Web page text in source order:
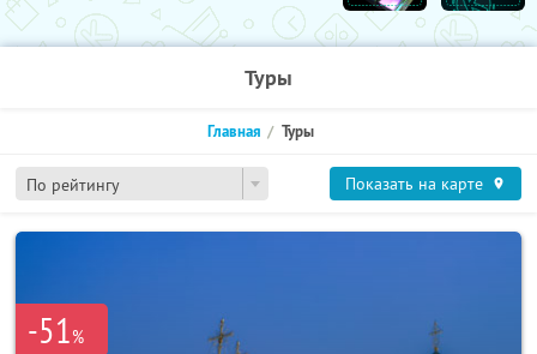
Туры
По рейтингу
Главная Туры
Показать на карте
-51%